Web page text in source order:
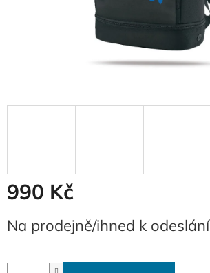
990 Kč
cena:
Na prodejně/ihned k odeslání